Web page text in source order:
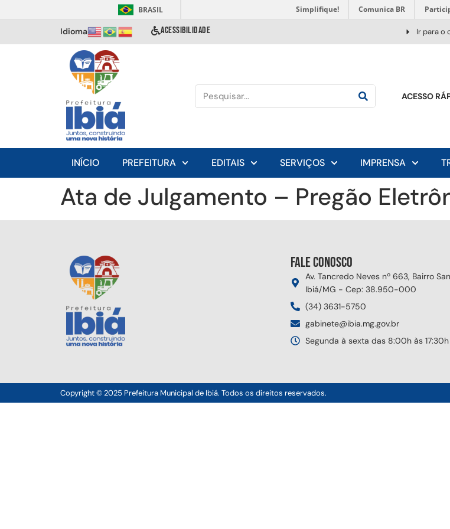
BRASIL Simplifique! Comunica BR
Idioma ACESSIBILIDADE Ir para o
ACESSO
INÍCIO PREFEITURA EDITAIS SERVIÇOS IMPRENSA
Ata de Julgamento – Pregão
Fale conosco
Av. Tancredo Neves nº 663, Bairro
Ibiá/MG - Cep: 38.950-000
(34) 3631-5750
gabinete@ibia.mg.gov.br
Segunda à sexta das 8:00h às 17:30h
Copyright © 2025 Prefeitura Municipal de Ibiá. Todos os direitos reservados.